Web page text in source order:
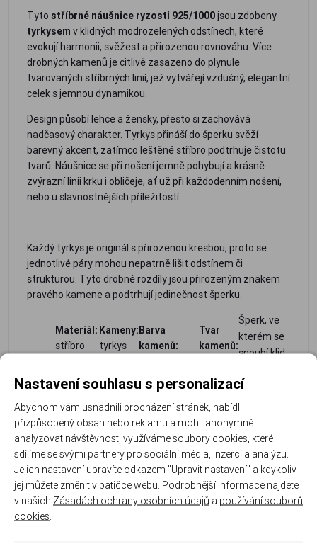
Tyto stříbrné náušnice ryzosti 925/1000jsou zdobeny
tyrkysem v klidných modrozelených odstínech, které
evokují harmonii, svěžest a přirozenou rovnováhu. Více
drobných kamenů je citlivě zasazeno do plynule
tvarovaných stříbrných linií, jež vytvářejí vzdušný, elegantní
celek s jemnou dynamikou.
Design působí lehce a žensky, přesto si zachovává
nadčasový charakter. Tyrkys přináší do šperku svěží
barevný akcent, zatímco leštěné stříbro podtrhuje čistotu
tvarů. Náušnice se při nošení jemně pohybují a krásně
zvýrazní linii krku i obličeje, ať už při každodenním nošení,
nebo u slavnostnějších příležitostí.
Každý tyrkys je originál s přirozenou kresbou, proto se
jednotlivé páry mohou nepatrně lišit odstínem či
strukturou. Tyto drobné rozdíly jsou přirozeným znakem
pravého kamene a podtrhují jedinečnost šperku.
Materiál:
stříbro
925/1000
Kameny:
tyrkys
Barva
kamenů:
Tvar
kamenů:
Šperk, ve
kterém se
snoubí klid
ladnou
krásou
nadčasových
stříbrných
linií.
Rozměr náušnice: 1.1 cm x 3.0 cm (se zapínáním 4.5 cm)
Hmotnost náušnic: 3.9 g
Nastavení souhlasu s personalizací
Abychom vám usnadnili procházení stránek, nabídli
přizpůsobený obsah nebo reklamu a mohli anonymně
analyzovat návštěvnost, využíváme soubory cookies, které
sdílíme se svými partnery pro sociální média, inzerci a analýzu.
Jejich nastavení upravíte odkazem "Upravit nastavení" a kdykoliv
jej můžete změnit v patičce webu. Podrobnější informace najdete
v našich Zásadách ochrany osobních údajů a používání souborů
cookies